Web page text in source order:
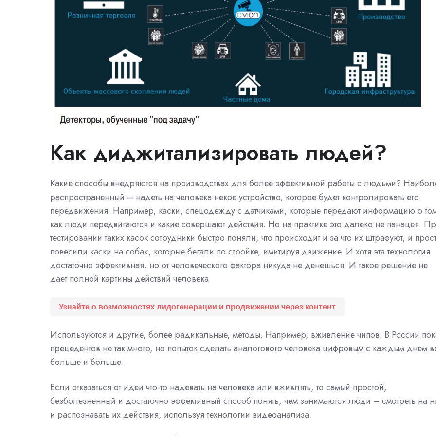
Как диджитализировать людей?
Какие способы внедряются на производствах для более эффективной работы с людьми?
распространенный – надеть на человека некое устройство, которое будет контролировать его
передвижения. Например, каски, спецодежду с датчиками, которые передают информацию о
как люди передвигаются и какие совершают действия. Но на практике это далеко не панацея.
тестировании таких касок сотрудники быстро поняли, что происходит и за что их штрафуют, и
повесили каски на собак, которые бегали по стройке, имитируя движение. И хотя эта технология
достаточно эффективная, но от человеческого фактора никуда не денешься. И такое решение не
дает полной картины действий человека.
Узнайте о возможностях лидогенерации и продвижении через контент
Используются и другие, более радикальные, методы. Например, вживление чипов. В России
прецедентов не так много, но попыток сделать аналогового человека цифровым с каждым днем
больше и больше.
Если отказаться от идеи что-то надевать на человека или вживлять, то самый простой,
безболезненный и достаточно эффективный способ понять, чем занимаются люди – смотреть на
и распознавать их действия, используя технологии видеоанализа.